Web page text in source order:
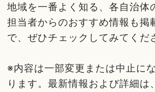
地域を一番よく知る、各自治体
担当者からのおすすめ情報も掲
で、ぜひチェックしてみてくだ
※内容は一部変更または中止に
ります。最新情報および詳細は